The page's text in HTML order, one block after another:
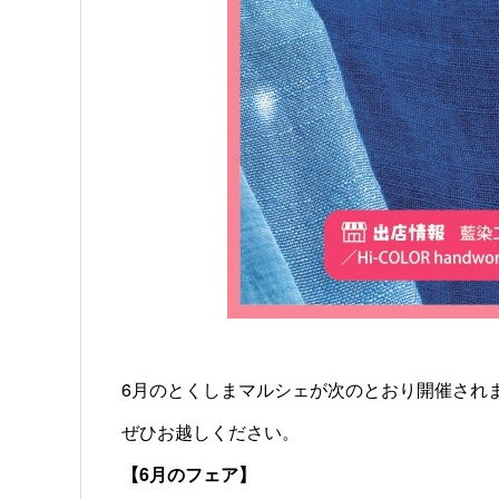
6月のとくしまマルシェが次のとおり開催され
ぜひお越しください。
【6月のフェア】